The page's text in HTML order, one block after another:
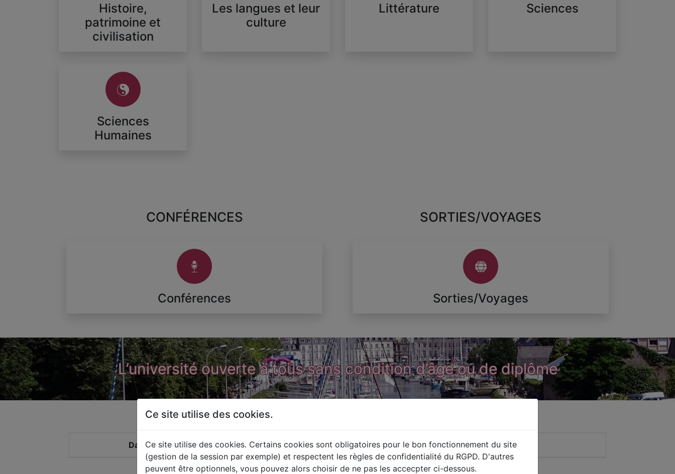
Histoire,
patrimoine et
civilisation
Les langues et leur
culture
Littérature Sciences
Sciences
Humaines
CONFÉRENCES
Conférences
SORTIES/VOYAGES
Sorties/Voyages
L’université ouverte à tous sans condition d’âge ou de diplôme
À venir dans votre UTA
Date Type Description
Ce site utilise des cookies.
Ce site utilise des cookies. Certains cookies sont obligatoires pour le bon fonctionnement du site
(gestion de la session par exemple) et respectent les règles de confidentialité du RGPD. D'autres
peuvent être optionnels, vous pouvez alors choisir de ne pas les accecpter ci-dessous.